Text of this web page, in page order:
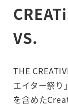
VS.
THE
エイター祭り
を含めた